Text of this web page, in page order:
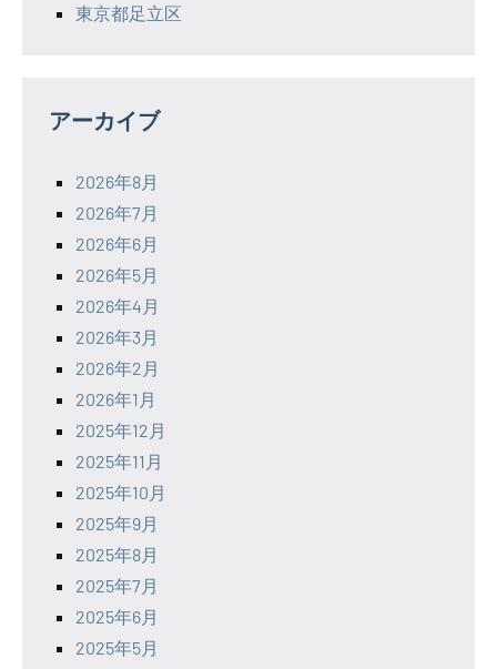
東京都足立区
アーカイブ
2026年8月
2026年7月
2026年6月
2026年5月
2026年4月
2026年3月
2026年2月
2026年1月
2025年12月
2025年11月
2025年10月
2025年9月
2025年8月
2025年7月
2025年6月
2025年5月